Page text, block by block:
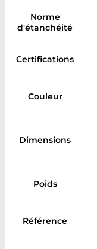
Norme
d'étanchéité
Certifications
Couleur
Dimensions
Poids
Référence